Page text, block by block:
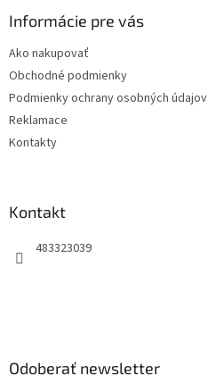
Informácie pre vás
Ako nakupovať
Obchodné podmienky
Podmienky ochrany osobných údajov
Reklamace
Kontakty
Kontakt
483323039
Odoberať newsletter